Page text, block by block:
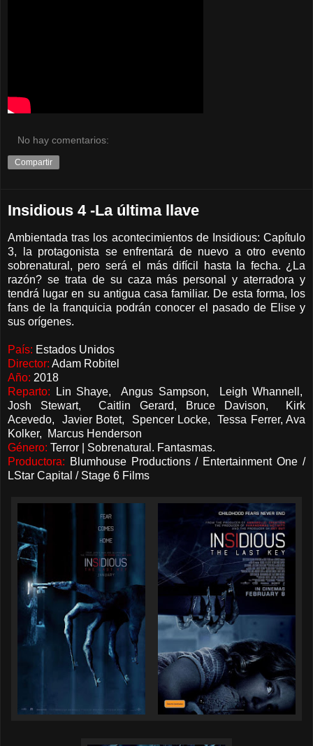
No hay comentarios:
Compartir
Insidious 4 -La última llave
Ambientada tras los acontecimientos de Insidious: Capítulo
3, la protagonista se enfrentará de nuevo a otro evento
sobrenatural, pero será el más difícil hasta la fecha. ¿La
razón? se trata de su caza más personal y aterradora y
tendrá lugar en su antigua casa familiar. De esta forma, los
fans de la franquicia podrán conocer el pasado de Elise y
sus orígenes.
País: Estados Unidos
Director: Adam Robitel
Año: 2018
Reparto: Lin Shaye, Angus Sampson, Leigh Whannell,
Josh Stewart, Caitlin Gerard, Bruce Davison, Kirk
Acevedo, Javier Botet, Spencer Locke, Tessa Ferrer, Ava
Kolker, Marcus Henderson
Género: Terror | Sobrenatural. Fantasmas.
Productora: Blumhouse Productions / Entertainment One /
LStar Capital / Stage 6 Films